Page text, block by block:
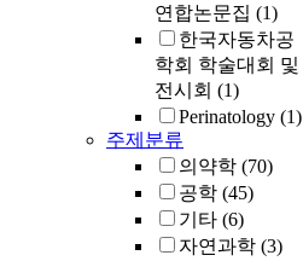
연합논문집 (1)
한국자동차공
학회 학술대회 및
전시회 (1)
Perinatology (1)
주제분류
의약학 (70)
공학 (45)
기타 (6)
자연과학 (3)